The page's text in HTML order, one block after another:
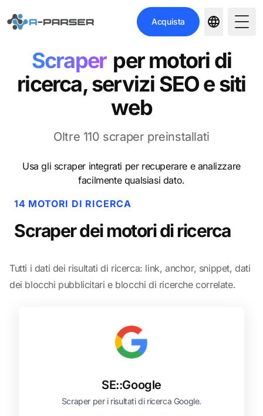
Acquista
Scraper per motori di
ricerca, servizi SEO e siti
web
Oltre 110 scraper preinstallati
Usa gli scraper integrati per recuperare e analizzare
facilmente qualsiasi dato.
14 MOTORI DI RICERCA
Scraper dei motori di ricerca
Tutti i dati dei risultati di ricerca: link, anchor, snippet, dati
dei blocchi pubblicitari e blocchi di ricerche correlate.
SE::Google
Scraper per i risultati di ricerca Google.